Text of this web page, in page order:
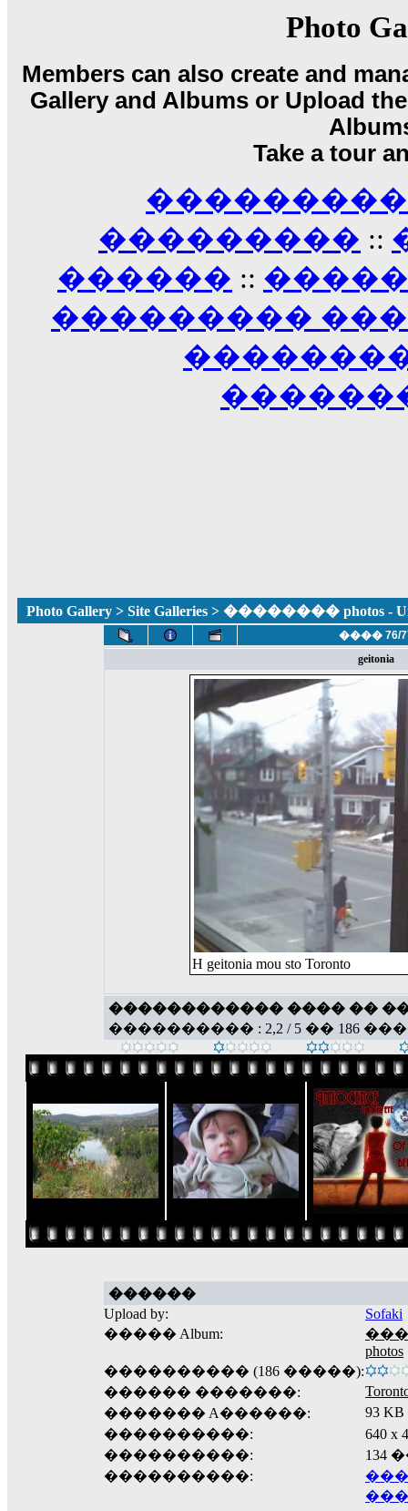
Echo, ���� �� ������� ��
������ �� �����.. "������" ���
15:33
��������� ����, ���������
����� ��������� ��
������! ��� ������ �� �����...
������� ���� ���� ������;
Photo
Members can also create and
Gallery and Albums or Upload
Take a tour
���������
��������� ::
������ ::
���������
Photo Gallery > Site Galleries > �������� photos -
���� 76/
geitonia
H geitonia mou sto Toronto
������������ ���� ��
���������� : 2,2 / 5 �� 186
������
Upload by:
Sofaki
����� Album:
photos
���������� (186 �����):
������ �������:
������� A������:
93 KB
����������:
640
����������:
134
����������: